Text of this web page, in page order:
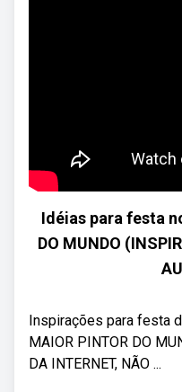
Idéias para festa
DO MUNDO
Inspirações para festa
MAIOR PINTOR DO
DA INTERNET, NÃO ...